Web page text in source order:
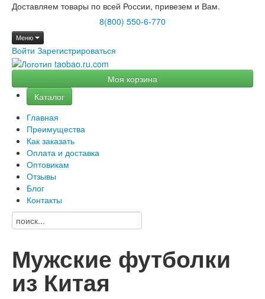
Доставляем товары по всей России, привезем и Вам.
8(800) 550-6-770
Меню
Войти Зарегистрироваться
Моя корзина
Каталог
Главная
Преимущества
Как заказать
Оплата и доставка
Оптовикам
Отзывы
Блог
Контакты
Мужские футболки
из Китая